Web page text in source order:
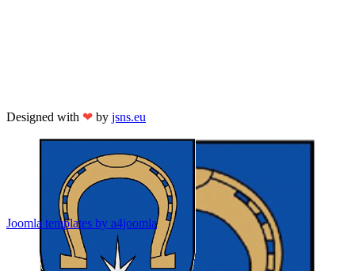
Designed with ❤ by jsns.eu
Joomla templates by a4joomla